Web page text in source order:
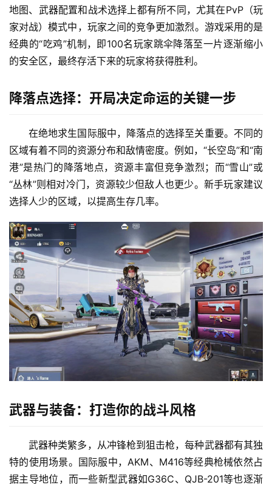
地图、武器配置和战术选择上都有所不同，尤其在PvP（玩
家对战）模式中，玩家之间的竞争更加激烈。游戏采用的是
经典的“吃鸡”机制，即100名玩家跳伞降落至一片逐渐缩小
的安全区，最终存活下来的玩家将获得胜利。
降落点选择：开局决定命运的关键一步
在绝地求生国际服中，降落点的选择至关重要。不同的
区域有着不同的资源分布和敌情密度。例如，“长空岛”和“南
港”是热门的降落地点，资源丰富但竞争激烈；而“雪山”或
“丛林”则相对冷门，资源较少但敌人也更少。新手玩家建议
选择人少的区域，以提高生存几率。
武器与装备：打造你的战斗风格
武器种类繁多，从冲锋枪到狙击枪，每种武器都有其独
特的使用场景。国际服中，AKM、M416等经典枪械依然占
据主导地位，而一些新型武器如G36C、QJB-201等也逐渐